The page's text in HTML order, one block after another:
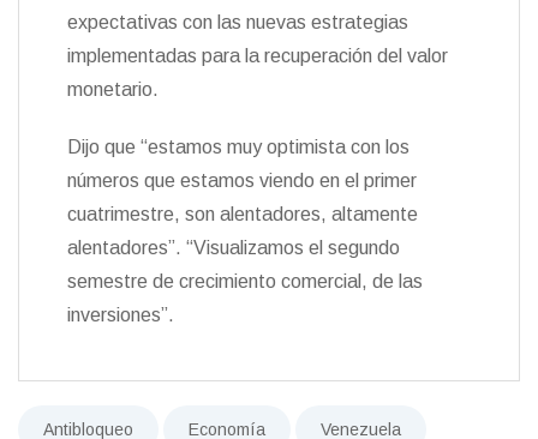
expectativas con las nuevas estrategias
implementadas para la recuperación del valor
monetario.
Dijo que “estamos muy optimista con los
números que estamos viendo en el primer
cuatrimestre, son alentadores, altamente
alentadores”. “Visualizamos el segundo
semestre de crecimiento comercial, de las
inversiones”.
Antibloqueo Economía Venezuela